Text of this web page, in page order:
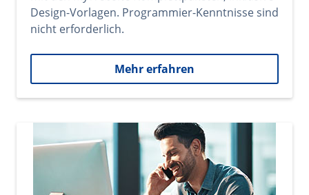
Design-Vorlagen. Programmier-Kenntnisse sind
nicht erforderlich.
Mehr erfahren